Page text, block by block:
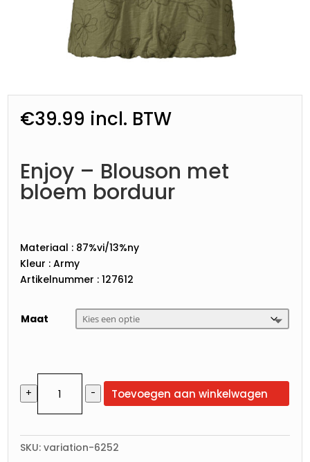
€39.99 incl. BTW
Enjoy – Blouson met
bloem borduur
Materiaal : 87%vi/13%ny
Kleur : Army
Artikelnummer : 127612
Maat
+
Blouson
bloem
- Toevoegen aan winkelwagen
SKU:variation-6252